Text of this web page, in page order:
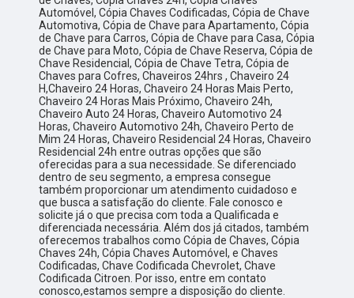
Automóvel, Cópia Chaves Codificadas, Cópia de Chave
Automotiva, Cópia de Chave para Apartamento, Cópia
de Chave para Carros, Cópia de Chave para Casa, Cópia
de Chave para Moto, Cópia de Chave Reserva, Cópia de
Chave Residencial, Cópia de Chave Tetra, Cópia de
Chaves para Cofres, Chaveiros 24hrs , Chaveiro 24
H,Chaveiro 24 Horas, Chaveiro 24 Horas Mais Perto,
Chaveiro 24 Horas Mais Próximo, Chaveiro 24h,
Chaveiro Auto 24 Horas, Chaveiro Automotivo 24
Horas, Chaveiro Automotivo 24h, Chaveiro Perto de
Mim 24 Horas, Chaveiro Residencial 24 Horas, Chaveiro
Residencial 24h entre outras opções que são
oferecidas para a sua necessidade. Se diferenciado
dentro de seu segmento, a empresa consegue
também proporcionar um atendimento cuidadoso e
que busca a satisfação do cliente. Fale conosco e
solicite já o que precisa com toda a Qualificada e
diferenciada necessária. Além dos já citados, também
oferecemos trabalhos como Cópia de Chaves, Cópia
Chaves 24h, Cópia Chaves Automóvel, e Chaves
Codificadas, Chave Codificada Chevrolet, Chave
Codificada Citroen. Por isso, entre em contato
conosco,estamos sempre a disposição do cliente.